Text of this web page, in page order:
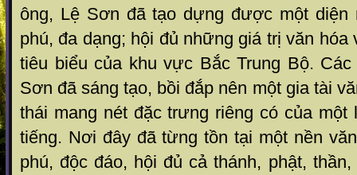
ông, Lệ Sơn đã tạo dựng được một diện
phú, đa dạng; hội đủ những giá trị văn hóa
tiêu biểu của khu vực Bắc Trung Bộ.
Sơn đã sáng tạo, bồi đắp nên một gia tài
thái mang nét đặc trưng riêng có của một
tiếng. Nơi đây đã từng tồn tại một nền
phú, độc đáo, hội đủ cả thánh, phật,